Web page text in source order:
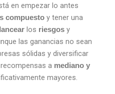
en empezar lo antes
compuesto y tener una
los riesgos y
las ganancias no sean
sólidas y diversificar
a mediano y
mayores.